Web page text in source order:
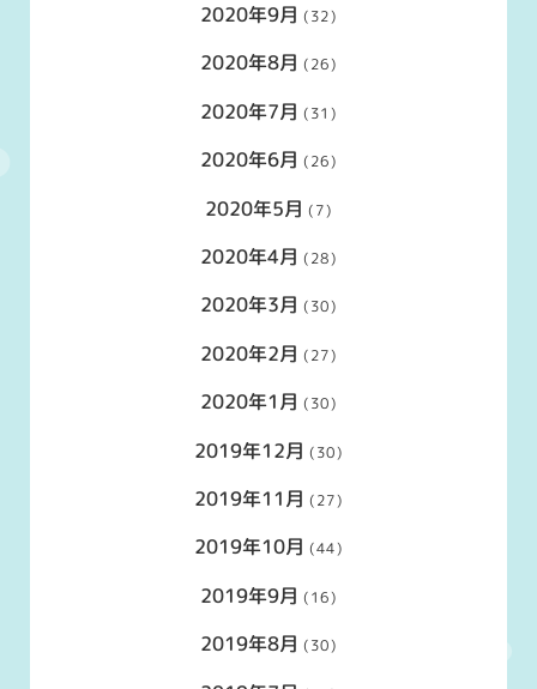
2020年9月 (32)
2020年8月 (26)
2020年7月 (31)
2020年6月 (26)
2020年5月 (7)
2020年4月 (28)
2020年3月 (30)
2020年2月 (27)
2020年1月 (30)
2019年12月 (30)
2019年11月 (27)
2019年10月 (44)
2019年9月 (16)
2019年8月 (30)